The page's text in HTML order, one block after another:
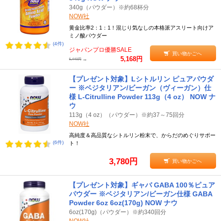
(4件)
340g（パウダー）※約68杯分
NOW社
黄金比率2：1：1！混じり気なしの本格派アスリート向けア
ミノ酸パウダー
ジャパンプロ優勝SALE
5,440円 → 5,168円
買い物かごへ
(6件)
【プレゼント対象】Lシトルリン ピュアパウダ
ー ※ベジタリアン/ビーガン（ヴィーガン）仕
様 L-Citrulline Powder 113g（4 oz） NOW ナ
ウ
113g（4 oz）（パウダー）※約37～75回分
NOW社
高純度＆高品質なシトルリン粉末で、からだのめぐりサポー
ト！
3,780円 買い物かごへ
【プレゼント対象】ギャバ GABA 100％ピュア
パウダー ※ベジタリアン/ビーガン仕様 GABA
Powder 6oz 6oz(170g) NOW ナウ
6oz(170g)（パウダー）※約340回分